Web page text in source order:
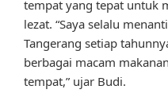
tempat yang tepat untuk
lezat. “Saya selalu
Tangerang setiap
berbagai macam
tempat,” ujar Budi.